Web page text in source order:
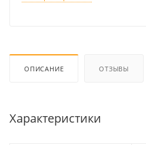
ОПИСАНИЕ ОТЗЫВЫ
Характеристики